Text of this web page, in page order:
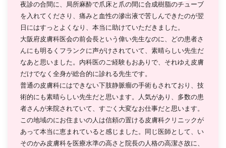
夜診の合間に、局所麻酔で爪床と爪の間に合成樹脂のチューブ
を入れてくださり、痛みと血性の滲出液で苦しんできたのが翌
日にはすっとよくなり、本当に助けていただきました。
大阪府皮膚科医会の前会長という偉い先生なのに、どの患者さ
んにも明るくフランクに声がけされていて、素晴らしい先生だ
なあと思いました。内科医のご経験もおありで、それゆえ皮膚
だけでなく全身が総合的に診れる先生です。
普通の皮膚科にはできない下肢静脈瘤の手術もされており、技
術的にも素晴らしい先生だと思います。人気があり、多数の患
者さんが来院されていて、すごく大変なお仕事だと思います。
この地域のにお住まいの人は信頼の置ける皮膚科クリニックが
あって本当に恵まれていると感じました。同じ医師として、い
そのかみ皮膚科を医療水準の高さと院長の人格の高潔さ故に、